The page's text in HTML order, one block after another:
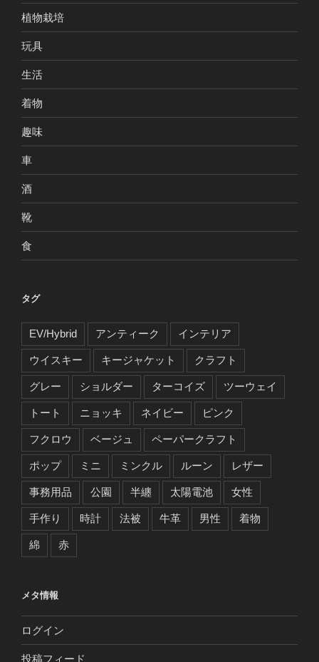
植物栽培
玩具
生活
着物
趣味
車
酒
靴
食
タグ
EV/Hybrid アンティーク インテリア
ウイスキー キージャケット クラフト
グレー ショルダー ターコイズ ツーウェイ
トート ニョッキ ネイビー ピンク
フクロウ ベージュ ペーパークラフト
ポップ ミニ ミンクル ルーン レザー
事務用品 公園 半纏 太陽電池 女性
手作り 時計 法被 牛革 男性 着物
綿 赤
メタ情報
ログイン
投稿フィード